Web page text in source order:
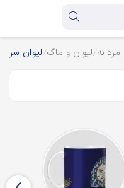
لیوان و ماگ لیوان